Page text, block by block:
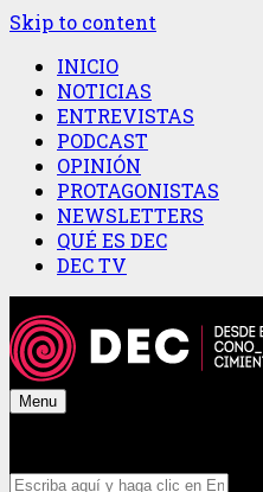
Skip to content
INICIO
NOTICIAS
ENTREVISTAS
PODCAST
OPINIÓN
PROTAGONISTAS
NEWSLETTERS
QUÉ ES DEC
DEC TV
Menu